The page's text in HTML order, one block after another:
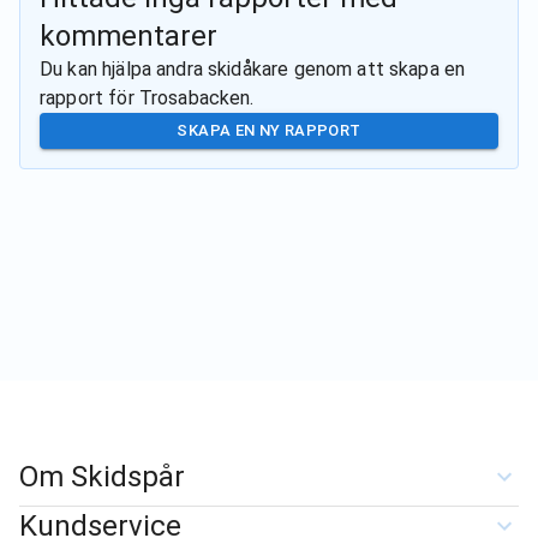
kommentarer
Du kan hjälpa andra skidåkare genom att skapa en
rapport för Trosabacken.
SKAPA EN NY RAPPORT
Om Skidspår
Kundservice